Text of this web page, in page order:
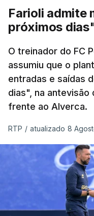
Estádio da Luz, que
por decisão da
Combate à Violência
O clube da Luz foi
de artefactos
cinco partidas em
confirmada no início
Mas, para Marco
futebol se
“Acho que temos
de como contrariar
Farioli admite
próximos
O treinador do FC
assumiu que o
entradas e saídas
dias", na antevisão
frente ao Alverca.
RTP / atualizado 8